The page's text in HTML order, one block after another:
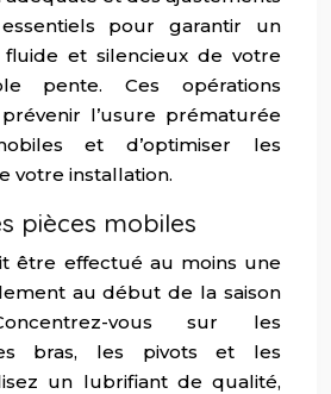
pour garantir un
fluide et silencieux de votre
pente. Ces opérations
l’usure prématurée
et d’optimiser les
votre installation.
pièces mobiles
être effectué au moins une
au début de la saison
vous sur les
bras, les pivots et les
un lubrifiant de qualité,